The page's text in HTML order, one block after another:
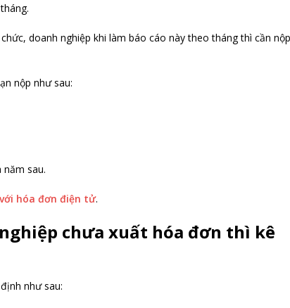
doanh nghiệp khi làm báo cáo này theo tháng thì cần nộp
nộp như sau:
năm sau.
hóa đơn điện tử.
chưa xuất hóa đơn thì kê
như sau: